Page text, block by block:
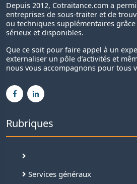
Depuis 2012, Cotraitance.com a
entreprises de sous-traiter et de
ou techniques supplémentaires
sérieux et disponibles.
Que ce soit pour faire appel à un
externaliser un pôle d’activités et
nous vous accompagnons pour tous
Rubriques
Services généraux